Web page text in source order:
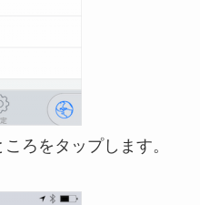
ろをタップします。